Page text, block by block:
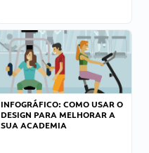
INFOGRÁFICO: COMO USAR O
DESIGN PARA MELHORAR A
SUA ACADEMIA